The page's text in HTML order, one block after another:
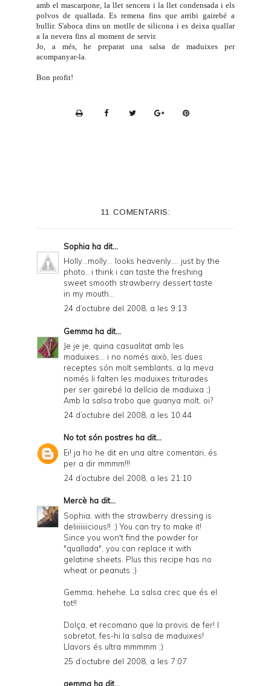
amb el mascarpone, la llet sencera i la llet condensada i els
polvos de quallada. Es remena fins que arribi gairebé a
bullir. S'aboca dins un motlle de silicona i es deixa quallar
a la nevera fins al moment de servir.
Jo, a més, he preparat una salsa de maduixes per
acompanyar-la.
Bon profit!
i
e
n
d
l
y
a
n
d
P
D
F
11 COMENTARIS:
Sophia ha dit...
Holly...molly... looks heavenly.... just by the
photo.. i think i can taste the freshing
sweet smooth strawberry dessert taste
in my mouth...
24 d’octubre del 2008, a les 9:13
Gemma ha dit...
Je je je, quina casualitat amb les
maduixes... i no només això, les dues
receptes són molt semblants, a la meva
només li falten les maduixes triturades
per ser gairebé la delícia de maduixa ;)
Amb la salsa trobo que guanya molt, oi?
24 d’octubre del 2008, a les 10:44
No tot són postres ha dit...
Ei! ja ho he dit en una altre comentari, és
per a dir mmmm!!!
24 d’octubre del 2008, a les 21:10
Mercè ha dit...
Sophia, with the strawberry dressing is
deliiiiiiicious!! :) You can try to make it!
Since you won't find the powder for
"quallada", you can replace it with
gelatine sheets. Plus this recipe has no
wheat or peanuts ;)
Gemma, hehehe. La salsa crec que és el
tot!!
Dolça, et recomano que la provis de fer! I
sobretot, fes-hi la salsa de maduixes!
Llavors és ultra mmmmm ;)
25 d’octubre del 2008, a les 7:07
gemma ha dit...